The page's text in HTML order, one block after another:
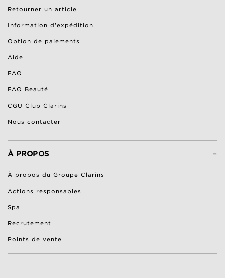
Retourner un article
Information d'expédition
Option de paiements
Aide
FAQ
FAQ Beauté
CGU Club Clarins
Nous contacter
-
À PROPOS
À propos du Groupe Clarins
Actions responsables
Spa
Recrutement
Points de vente